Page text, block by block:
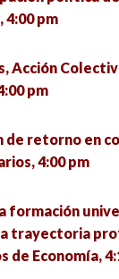
de las
estado de
Forzadas, una
6:30 pm
de los
cualitativa de
4:00 pm
Acción
pm
de retorno en
4:00 pm
formación
trayectoria
de Economía,